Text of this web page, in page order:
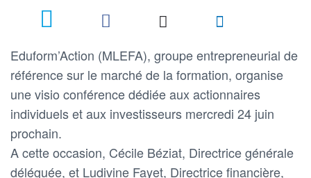
Eduform’Action (MLEFA), groupe entrepreneurial de
référence sur le marché de la formation, organise
une visio conférence dédiée aux actionnaires
individuels et aux investisseurs mercredi 24 juin
prochain.
A cette occasion, Cécile Béziat, Directrice générale
déléguée, et Ludivine Fayet, Directrice financière,